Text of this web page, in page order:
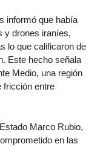
informó que había
y drones iraníes,
lo que calificaron de
Este hecho señala
Medio, una región
fricción entre
Marco Rubio,
en las